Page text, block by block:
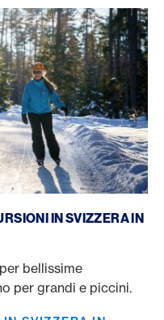
IN SVIZZERA IN
bellissime
per grandi e piccini.